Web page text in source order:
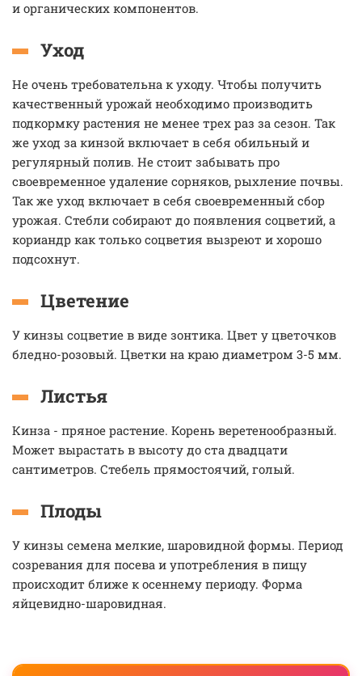
и органических компонентов.
Уход
Не очень требовательна к уходу. Чтобы получить
качественный урожай необходимо производить
подкормку растения не менее трех раз за сезон. Так
же уход за кинзой включает в себя обильный и
регулярный полив. Не стоит забывать про
своевременное удаление сорняков, рыхление почвы.
Так же уход включает в себя своевременный сбор
урожая. Стебли собирают до появления соцветий, а
кориандр как только соцветия вызреют и хорошо
подсохнут.
Цветение
У кинзы соцветие в виде зонтика. Цвет у цветочков
бледно-розовый. Цветки на краю диаметром 3-5 мм.
Листья
Кинза - пряное растение. Корень веретенообразный.
Может вырастать в высоту до ста двадцати
сантиметров. Стебель прямостоячий, голый.
Плоды
У кинзы семена мелкие, шаровидной формы. Период
созревания для посева и употребления в пищу
происходит ближе к осеннему периоду. Форма
яйцевидно-шаровидная.